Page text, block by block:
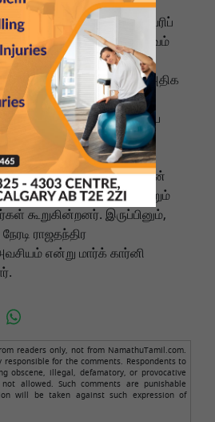
சென்று சாதாரண மக்களின் வரிப்
புகைப்படம் எடுப்பதில் ஆர்வம்
செய்கிறார்கள்.
பல நாடுகள் கனடா மீது அதிக
என்பதை அவர்கள்
இந்தப் பயணம் ராயல் கனடிய
இருந்தாலும், இவ்வளவு
நாட்டிற்கு உண்மையில்
என்பதை ஆதாரங்களுடன்
கடமைப்பட்டுள்ளது என்றும்
கூறுகின்றனர். இருப்பினும்,
ராஜதந்திர
என்று மார்க் கார்னி
readers only, not from NamathuTamil.com.
for the comments. Respondents to
obscene, illegal, defamatory, or provocative
allowed. Such comments are punishable
will be taken against such expression of